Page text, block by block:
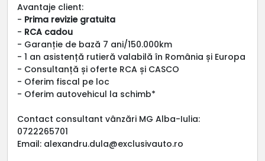
Avantaje client:
- Prima revizie gratuita
- RCA cadou
- Garanție de bază 7 ani/150.000km
- 1 an asistență rutieră valabilă în România și Europa
- Consultanță și oferte RCA și CASCO
- Oferim fiscal pe loc
- Oferim autovehicul la schimb*
Contact consultant vânzări MG Alba-Iulia:
0722265701
Email: alexandru.dula@exclusivauto.ro